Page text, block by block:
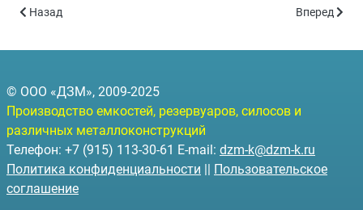
Предыдущий: Партия топливных резервуаров объёмом 75
Назад Следующий:
Вперед
© ООО «ДЗМ», 2009-2025
Производство емкостей, резервуаров, силосов и
различных металлоконструкций
Телефон: +7 (915) 113-30-61 E-mail: dzm-k@dzm-k.ru
Политика конфиденциальности || Пользовательское
соглашение